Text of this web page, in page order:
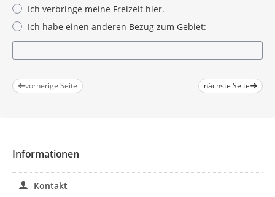
Ich verbringe meine Freizeit hier.
Ich habe einen anderen Bezug zum Gebiet:
vorherige Seite nächste Seite
Informationen
Kontakt